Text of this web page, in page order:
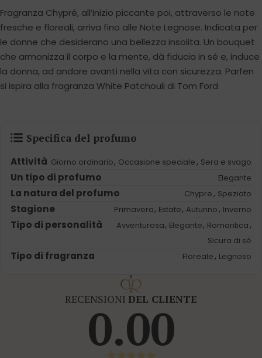
Fragranza Chypré, all’inizio piccante poi, attraverso le note
fresche e floreali, arriva fino alle Note Legnose. Indicata per
le donne che desiderano una bellezza insolita. Un bouquet
che armonizza il corpo e la mente, dà fiducia in sé e, induce
la donna, ad andare avanti nella vita con sicurezza. Parfen
si ispira alla fragranza White Patchouli di Tom Ford
Specifica del profumo
Attività Giorno ordinario, Occasione speciale, Sera e svago
Un tipo di profumo Elegante
La natura del profumo Chypre, Speziato
Stagione Primavera, Estate, Autunno, Inverno
Tipo di personalità Avventurosa, Elegante, Romantica,
Sicura di sé
Tipo di fragranza Floreale, Legnoso
RECENSIONI DEL CLIENTE
0.00